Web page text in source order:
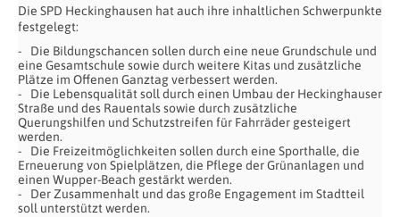
Die SPD Heckinghausen hat auch ihre inhaltlichen Schwerpunkte
festgelegt:
Die Bildungschancen sollen durch eine neue Grundschule und
eine Gesamtschule sowie durch weitere Kitas und zusätzliche
Plätze im Offenen Ganztag verbessert werden.
Die Lebensqualität soll durch einen Umbau der Heckinghauser
Straße und des Rauentals sowie durch zusätzliche
Querungshilfen und Schutzstreifen für Fahrräder gesteigert
werden.
Die Freizeitmöglichkeiten sollen durch eine Sporthalle, die
Erneuerung von Spielplätzen, die Pflege der Grünanlagen und
einen Wupper-Beach gestärkt werden.
Der Zusammenhalt und das große Engagement im Stadtteil
soll unterstützt werden.